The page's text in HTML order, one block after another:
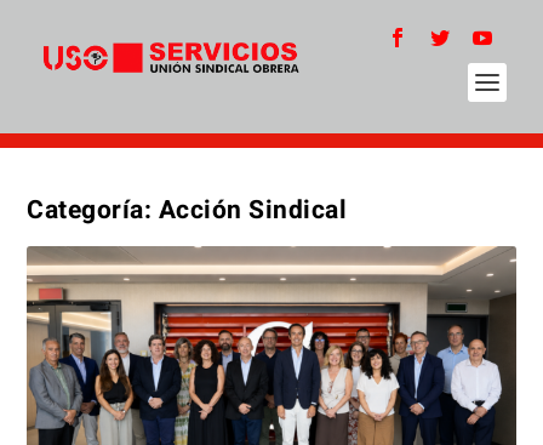
Categoría: Acción Sindical